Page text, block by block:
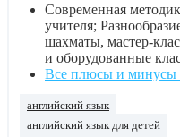
Современная
учителя;
шахматы, мастер-
и оборудованные
Все плюсы и минусы
английский язык
английский язык для детей